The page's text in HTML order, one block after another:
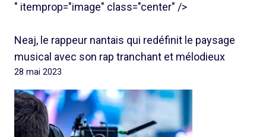
" itemprop="image" class="center" />
Neaj, le rappeur nantais qui redéfinit le paysage
musical avec son rap tranchant et mélodieux
28 mai 2023